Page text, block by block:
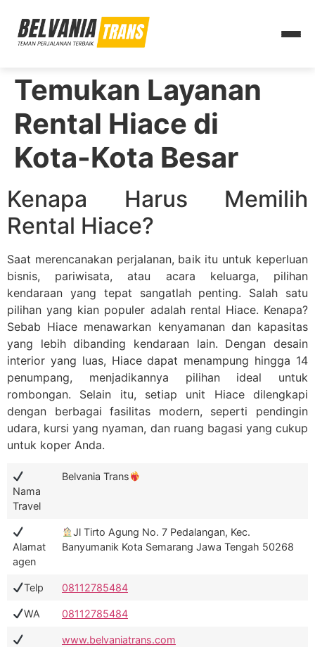
Temukan Layanan
Rental Hiace di
Kota-Kota Besar
Kenapa Harus Memilih
Rental Hiace?
Saat merencanakan perjalanan, baik itu untuk keperluan
bisnis, pariwisata, atau acara keluarga, pilihan
kendaraan yang tepat sangatlah penting. Salah satu
pilihan yang kian populer adalah rental Hiace. Kenapa?
Sebab Hiace menawarkan kenyamanan dan kapasitas
yang lebih dibanding kendaraan lain. Dengan desain
interior yang luas, Hiace dapat menampung hingga 14
penumpang, menjadikannya pilihan ideal untuk
rombongan. Selain itu, setiap unit Hiace dilengkapi
dengan berbagai fasilitas modern, seperti pendingin
udara, kursi yang nyaman, dan ruang bagasi yang cukup
untuk koper Anda.
Nama
Travel
Belvania Trans
Alamat
agen
Jl Tirto Agung No. 7 Pedalangan, Kec.
Banyumanik Kota Semarang Jawa Tengah 50268
Telp 08112785484
WA 08112785484
www.belvaniatrans.com